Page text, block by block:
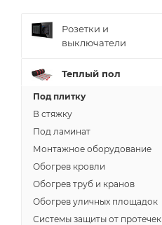
Розетки и
выключатели
Теплый пол
Под плитку
В стяжку
Под ламинат
Монтажное оборудование
Обогрев кровли
Обогрев труб и кранов
Обогрев уличных площадок
Системы защиты от протечек